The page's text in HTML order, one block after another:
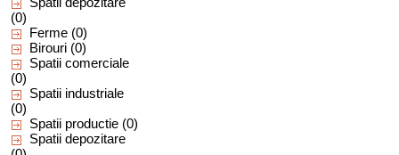
(0)
Ferme (0)
Birouri (0)
Spatii comerciale
(0)
Spatii industriale
(0)
Spatii productie (0)
Spatii depozitare